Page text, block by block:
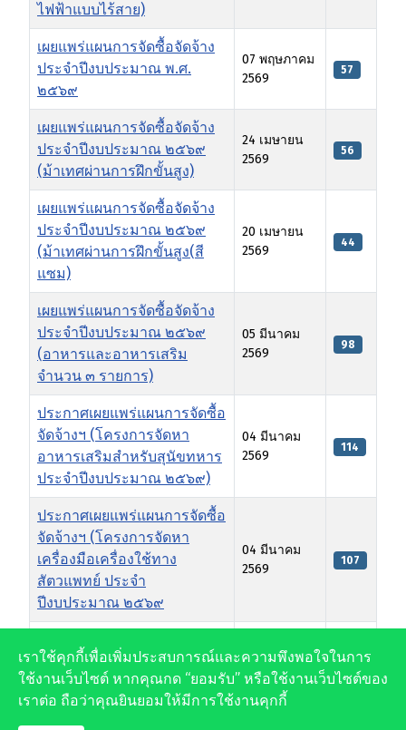
ไฟฟ้าแบบไร้สาย)
เผยแพร่แผนการจัดซื้อจัดจ้าง
ประจําปีงบประมาณ พ.ศ.
๒๕๖๙
07 พฤษภาคม
2569
57
เผยแพร่แผนการจัดซื้อจัดจ้าง
ประจำปีงบประมาณ ๒๕๖๙
(ม้าเทศผ่านการฝึกขั้นสูง)
24 เมษายน
2569
56
เผยแพร่แผนการจัดซื้อจัดจ้าง
ประจำปีงบประมาณ ๒๕๖๙
(ม้าเทศผ่านการฝึกขั้นสูง(สี
แซม)
20 เมษายน
2569
44
เผยแพร่แผนการจัดซื้อจัดจ้าง
ประจำปีงบประมาณ ๒๕๖๙
(อาหารและอาหารเสริม
จำนวน ๓ รายการ)
05 มีนาคม
2569
98
ประกาศเผยแพร่แผนการจัดซื้อ
จัดจ้างฯ (โครงการจัดหา
อาหารเสริมสำหรับสุนัขทหาร
ประจำปีงบประมาณ ๒๕๖๙)
04 มีนาคม
2569
114
ประกาศเผยแพร่แผนการจัดซื้อ
จัดจ้างฯ (โครงการจัดหา
เครื่องมือเครื่องใช้ทาง
สัตวแพทย์ ประจำ
ปีงบประมาณ ๒๕๖๙
04 มีนาคม
2569
107
ประจำปีงบประมาณ ๒๕๖๙
(ต่างสัมภาระแบบไคแยค)
19 กันยายน
2568
284
เราใช้คุกกี้เพื่อเพิ่มประสบการณ์และความพึงพอใจในการ
ใช้งานเว็บไซต์ หากคุณกด “ยอมรับ” หรือใช้งานเว็บไซต์ของ
เราต่อ ถือว่าคุณยินยอมให้มีการใช้งานคุกกี้